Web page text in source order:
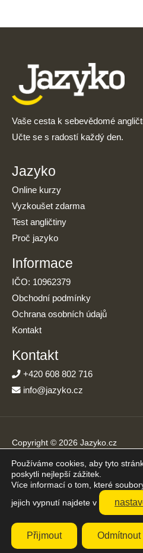
Vaše cesta k sebevědomé
Učte se s radostí každý den.
Jazyko
Online kurzy
Vyzkoušet zdarma
Test angličtiny
Proč jazyko
Informace
IČO: 10962379
Obchodní podmínky
Ochrana osobních údajů
Kontakt
Kontakt
+420 608 802 716
info@jazyko.cz
Copyright © 2026 Jazyko.cz
Online kurzy angličtiny s
20 minut denně.
Přijímáme platby online
Používáme cookies, aby tyto
poskytli nejlepší zážitek.
Více informací o tom, které
jejich vypnutí najdete v
Přijmout Odmítnout